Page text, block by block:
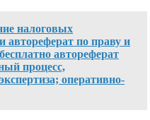
налоговых
автореферат по праву и
автореферат
процесс,
оперативно-